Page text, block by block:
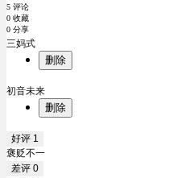
5 评论
0 收藏
0 分享
三妈式
删除
初音未来
删除
好评 1
褒贬不一
差评 0